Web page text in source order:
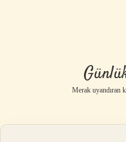
Merak uyandıran